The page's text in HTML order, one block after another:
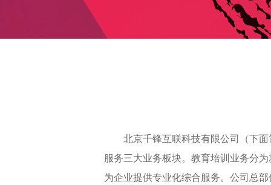
北京千锋互联科技有限公司（下
服务三大业务板块。教育培训业务分
为企业提供专业化综合服务。公司总